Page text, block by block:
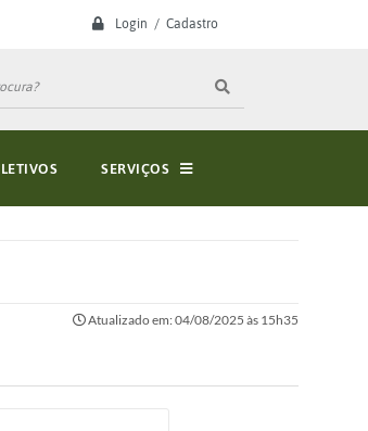
Login / Cadastro
SERVIÇOS
Atualizado em: 04/08/2025 às 15h35